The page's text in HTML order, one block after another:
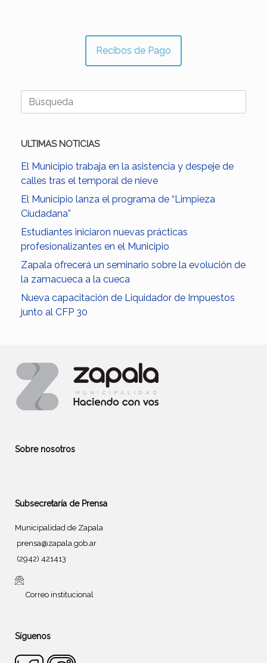
Recibos de Pago
Buscar:
ULTIMAS NOTICIAS
El Municipio trabaja en la asistencia y despeje de
calles tras el temporal de nieve
El Municipio lanza el programa de “Limpieza
Ciudadana”
Estudiantes iniciaron nuevas prácticas
profesionalizantes en el Municipio
Zapala ofrecerá un seminario sobre la evolución de
la zamacueca a la cueca
Nueva capacitación de Liquidador de Impuestos
junto al CFP 30
Sobre nosotros
Subsecretaría de Prensa
Municipalidad de Zapala
prensa@zapala.gob.ar
(2942) 421413
Correo institucional
Síguenos